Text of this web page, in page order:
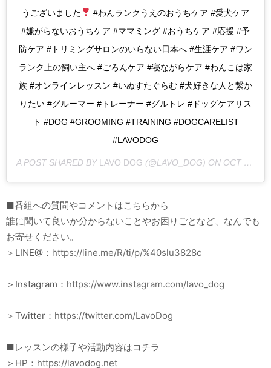
うございました
#わんランクうえのおうちケア #愛犬ケア
#嫌がらないおうちケア #ママミング #おうちケア #応援 #予
防ケア #トリミングサロンのいらない日本へ #生涯ケア #ワン
ランク上の飼い主へ #ごろんケア #寝ながらケア #わんこは家
族 #オンラインレッスン #いぬすたぐらむ #犬好きな人と繋か
りたい #グルーマー #トレーナー #グルトレ #ドッグケアリス
ト #DOG #GROOMING #TRAINING #DOGCARELIST
#LAVODOG
A POST SHARED BY LAVO DOG (@LAVO_DOG) ON OCT 12, 2020 AT 9:37PM PDT
■番組への質問やコメントはこちらから
誰に聞いて良いか分からないことやお困りごとなど、なんでも
お寄せください。
＞LINE@： https://line.me/R/ti/p/%40slu3828c
＞Instagram： https://www.instagram.com/lavo_dog
＞Twitter： https://twitter.com/LavoDog
■レッスンの様子や活動内容はコチラ
＞HP： https://lavodog.net